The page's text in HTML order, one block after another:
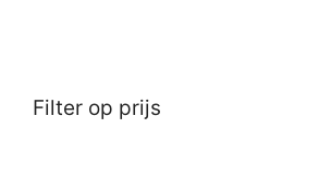
Filter op prijs